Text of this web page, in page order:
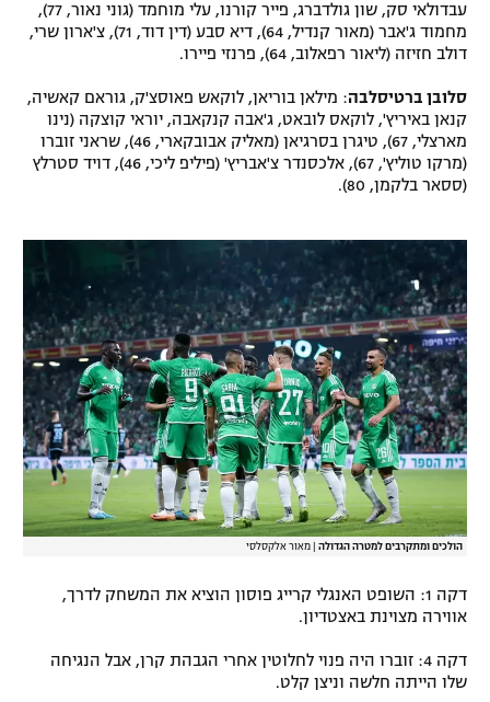
עבדולאי סק, שון גולדברג, פייר קורנו, עלי מוחמד (גוני נאור, 77),
מחמוד ג'אבר (מאור קנדיל, 64), דיא סבע (דין דוד, 71), צ'ארון שרי,
דולב חזיזה (ליאור רפאלוב, 64), פרנזי פיירו.
סלובן ברטיסלבה: מילאן בוריאן, לוקאש פאוסצ'ק, גוראם קאשיה,
קנאן באיריץ', לוקאס לובאט, ג'אבה קנקאבה, יוראי קוצקה (נינו
מארצלי, 67), טיגרן בסרגיאן (מאליק אבובקארי, 46), שראני זוברו
(מרקו טוליץ', 67), אלכסנדר צ'אבריץ' (פיליפ ליכי, 46), דויד סטרלץ
(ססאר בלקמן, 80).
הולכים ומתקרבים למטרה הגדולה מאור אלקסלסי
דקה 1: השופט האנגלי קרייג פוסון הוציא את המשחק לדרך,
אווירה מצוינת באצטדיון.
דקה 4: זוברו היה פנוי לחלוטין אחרי הגבהת קרן, אבל הנגיחה
שלו הייתה חלשה וניצן קלט.